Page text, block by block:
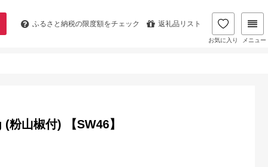
ふるさと納税の限度額をチェック 返礼品リスト
お気に入り メニュー
粉山椒付) 【SW46】